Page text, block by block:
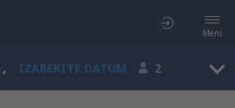
Meni
, IZABERITE DATUM 2